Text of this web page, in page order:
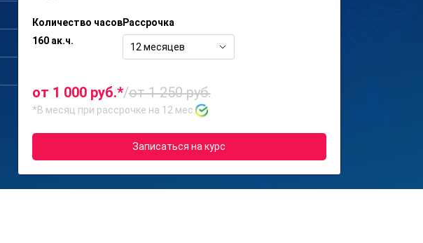
Количество часов
160 ак.ч.
Рассрочка
12 месяцев
от 1 000 руб.*/от 1 250 руб.
*В месяц при рассрочке на 12 мес.
Записаться на курс